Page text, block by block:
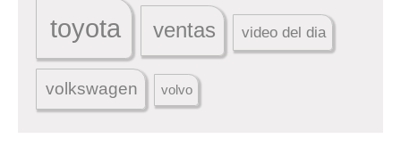
toyota ventas video del dia
volkswagen volvo